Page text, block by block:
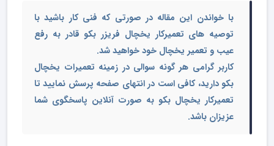
با خواندن این مقاله در صورتی که فنی کار باشید با
توصیه های تعمیرکار یخچال فریزر بکو قادر به رفع
عیب و تعمیر یخچال خود خواهید شد.
کاربر گرامی هر گونه سوالی در زمینه تعمیرات یخچال
بکو دارید، کافی است در انتهای صفحه پرسش نمایید تا
تعمیرکار یخچال بکو به صورت آنلاین پاسخگوی شما
عزیزان باشد.